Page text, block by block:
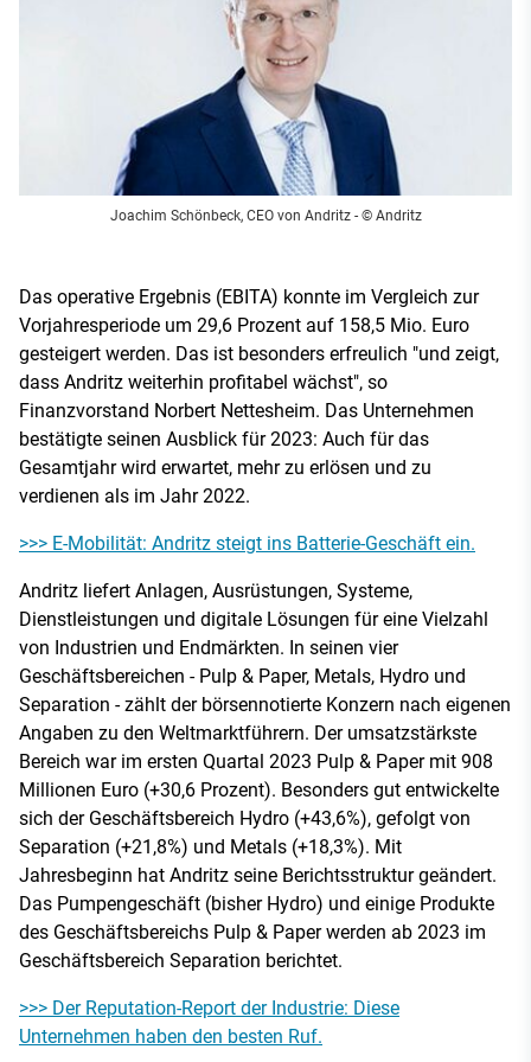
Joachim Schönbeck, CEO von Andritz - © Andritz
Das operative Ergebnis (EBITA) konnte im Vergleich zur
Vorjahresperiode um 29,6 Prozent auf 158,5 Mio. Euro
gesteigert werden. Das ist besonders erfreulich "und zeigt,
dass Andritz weiterhin profitabel wächst", so
Finanzvorstand Norbert Nettesheim. Das Unternehmen
bestätigte seinen Ausblick für 2023: Auch für das
Gesamtjahr wird erwartet, mehr zu erlösen und zu
verdienen als im Jahr 2022.
>>> E-Mobilität: Andritz steigt ins Batterie-Geschäft ein.
Andritz liefert Anlagen, Ausrüstungen, Systeme,
Dienstleistungen und digitale Lösungen für eine Vielzahl
von Industrien und Endmärkten. In seinen vier
Geschäftsbereichen - Pulp & Paper, Metals, Hydro und
Separation - zählt der börsennotierte Konzern nach eigenen
Angaben zu den Weltmarktführern. Der umsatzstärkste
Bereich war im ersten Quartal 2023 Pulp & Paper mit 908
Millionen Euro (+30,6 Prozent). Besonders gut entwickelte
sich der Geschäftsbereich Hydro (+43,6%), gefolgt von
Separation (+21,8%) und Metals (+18,3%). Mit
Jahresbeginn hat Andritz seine Berichtsstruktur geändert.
Das Pumpengeschäft (bisher Hydro) und einige Produkte
des Geschäftsbereichs Pulp & Paper werden ab 2023 im
Geschäftsbereich Separation berichtet.
>>> Der Reputation-Report der Industrie: Diese
Unternehmen haben den besten Ruf.